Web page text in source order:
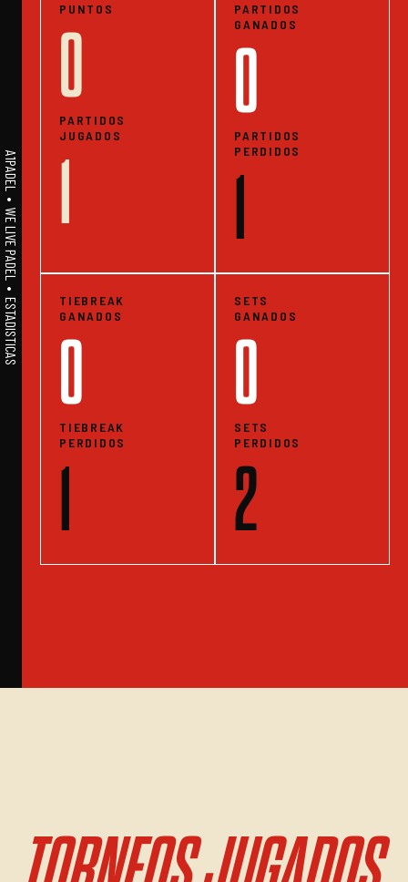
A1PADEL • WE LIVE PADEL • ESTADISTICAS
PUNTOS
0
PARTIDOS
JUGADOS
1
PARTIDOS
GANADOS
0
PARTIDOS
PERDIDOS
1
TIEBREAK
GANADOS
0
TIEBREAK
PERDIDOS
1
SETS
GANADOS
0
SETS
PERDIDOS
2